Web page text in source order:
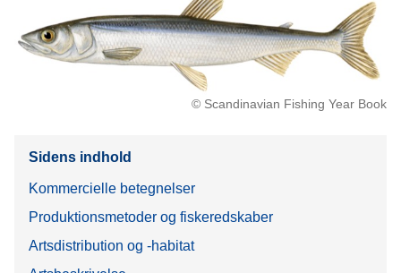
© Scandinavian Fishing Year Book
Sidens indhold
Kommercielle betegnelser
Produktionsmetoder og fiskeredskaber
Artsdistribution og -habitat